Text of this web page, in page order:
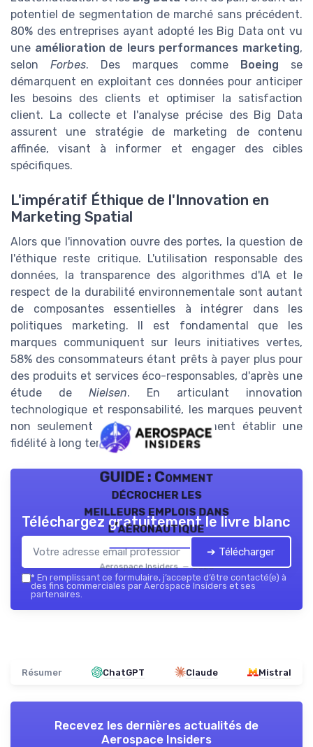
potentiel de segmentation de marché sans précédent.
80% des entreprises ayant adopté les Big Data ont vu
une amélioration de leurs performances marketing,
selon Forbes. Des marques comme Boeing se
démarquent en exploitant ces données pour anticiper
les besoins des clients et optimiser la satisfaction
client. La collecte et l'analyse précise des Big Data
assurent une stratégie de marketing de contenu
affinée, visant à informer et engager des cibles
spécifiques.
L'impératif Éthique de l'Innovation en
Marketing Spatial
Alors que l'innovation ouvre des portes, la question de
l'éthique reste critique. L'utilisation responsable des
données, la transparence des algorithmes d'IA et le
respect de la durabilité environnementale sont autant
de composantes essentielles à intégrer dans les
politiques marketing. Il est fondamental que les
marques communiquent sur leurs initiatives vertes,
58% des consommateurs étant prêts à payer plus pour
des produits et services éco-responsables, d'après une
étude de Nielsen. En articulant innovation
technologique et responsabilité, les marques peuvent
non seulement séduire, mais également établir une
fidélité à long terme.
GUIDE : Comment
décrocher les
meilleurs emplois dans
l’aéronautique
Aerospace Insiders — 2026
Téléchargez gratuitement le livre blanc
➔ Télécharger
* En remplissant ce formulaire, j’accepte d’être contacté(e) à
des fins commerciales par Aerospace Insiders et ses
partenaires.
Résumer ChatGPT Claude Mistral
Recevez les dernières actualités de
Aerospace Insiders